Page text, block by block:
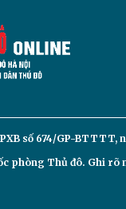
số 674/GP-BTTTT,
phòng Thủ đô. Ghi rõ